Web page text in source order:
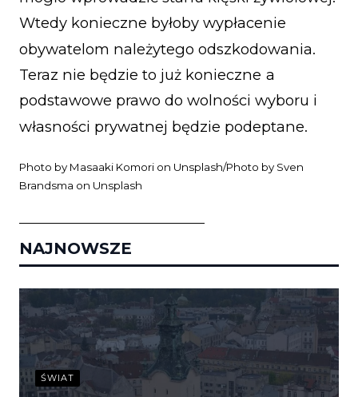
Wtedy konieczne byłoby wypłacenie
obywatelom należytego odszkodowania.
Teraz nie będzie to już konieczne a
podstawowe prawo do wolności wyboru i
własności prywatnej będzie podeptane.
Photo by Masaaki Komori on Unsplash/Photo by Sven
Brandsma on Unsplash
NAJNOWSZE
ŚWIAT